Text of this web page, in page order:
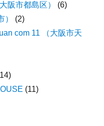
阪市都島区）
(6)
(2)
com 11 （大阪市天
(11)